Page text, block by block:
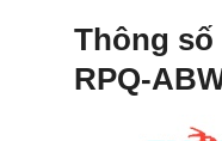
Thông số
RPQ-